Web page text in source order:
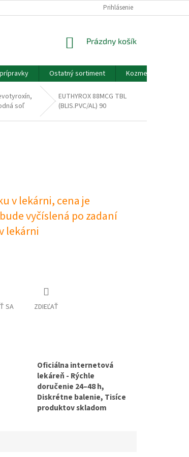
POMÔCOK A VOP GDPR - PODMIENKY
Prihlásenie
NÁKUPNÝ
Prázdny košík
Ostatný sortiment Kozmetické výrobky
soľ
EUTHYROX 88MCG TBL
(BLIS.PVC/AL) 90
v lekárni, cena je
vyčíslená po zadaní
lekárni
SA ZDIEĽAŤ
Oficiálna internetová
lekáreň - Rýchle
doručenie 24–48 h,
Diskrétne balenie, Tisíce
produktov skladom